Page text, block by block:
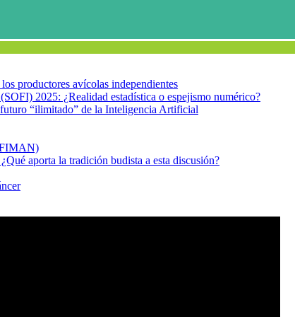
productores avícolas independientes
2025: ¿Realidad estadística o espejismo numérico?
“ilimitado” de la Inteligencia Artificial
aporta la tradición budista a esta discusión?